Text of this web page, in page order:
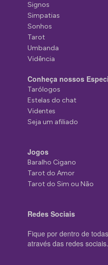
Signos
Simpatias
Sonhos
Tarot
Umbanda
Vidência
Conheça nossos
Tarólogos
Estelas do chat
Videntes
Seja um afiliado
Jogos
Baralho Cigano
Tarot do Amor
Tarot do Sim ou Não
Redes Sociais
Fique por dentro de
através das redes sociais.